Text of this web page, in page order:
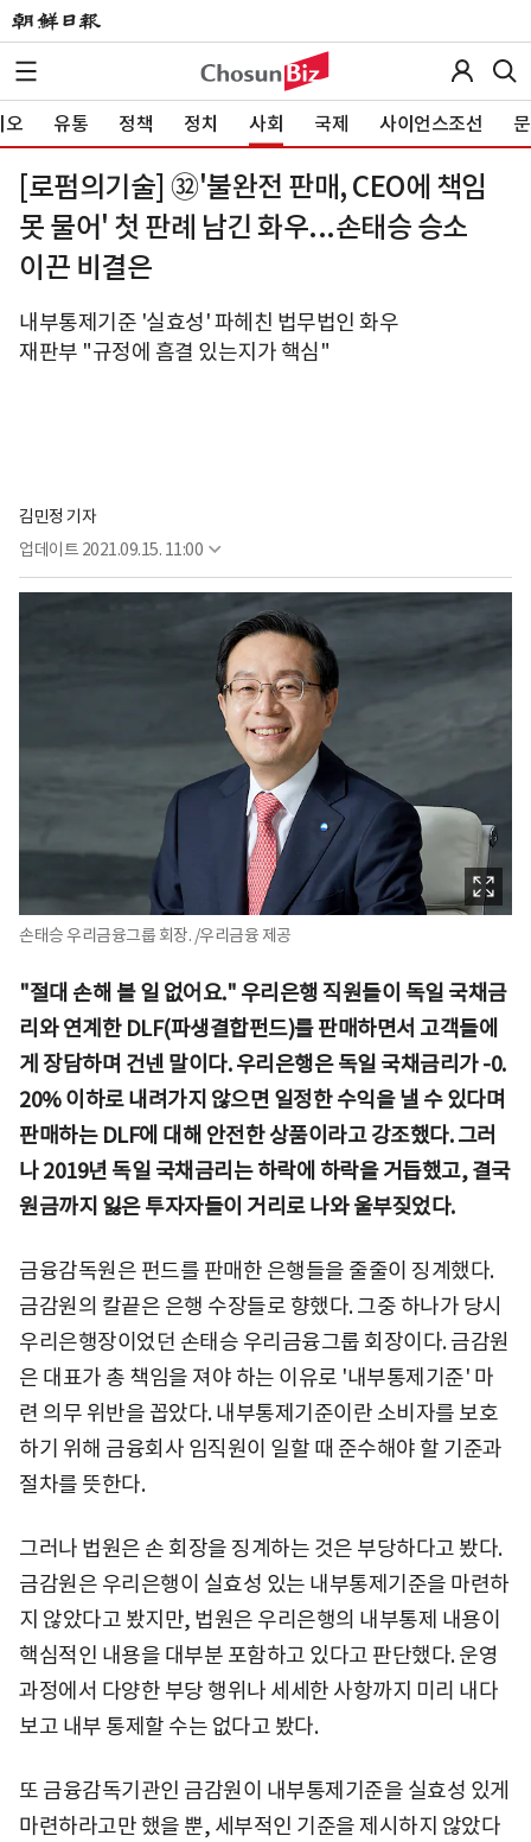
오 유통 정책 정치 사회 국제 사이언스조선
[로펌의기술] ㉜'불완전 판매, CEO에 책임
못 물어' 첫 판례 남긴 화우...손태승 승소
이끈 비결은
내부통제기준 '실효성' 파헤친 법무법인 화우
재판부 "규정에 흠결 있는지가 핵심"
김민정 기자
업데이트 2021.09.15. 11:00
손태승 우리금융그룹 회장. /우리금융 제공
"절대 손해 볼 일 없어요." 우리은행 직원들이 독일 국채금
리와 연계한 DLF(파생결합펀드)를 판매하면서 고객들에
게 장담하며 건넨 말이다. 우리은행은 독일 국채금리가 -0.
20% 이하로 내려가지 않으면 일정한 수익을 낼 수 있다며
판매하는 DLF에 대해 안전한 상품이라고 강조했다. 그러
나 2019년 독일 국채금리는 하락에 하락을 거듭했고, 결국
원금까지 잃은 투자자들이 거리로 나와 울부짖었다.
금융감독원은 펀드를 판매한 은행들을 줄줄이 징계했다.
금감원의 칼끝은 은행 수장들로 향했다. 그중 하나가 당시
우리은행장이었던 손태승 우리금융그룹 회장이다. 금감원
은 대표가 총 책임을 져야 하는 이유로 '내부통제기준' 마
련 의무 위반을 꼽았다. 내부통제기준이란 소비자를 보호
하기 위해 금융회사 임직원이 일할 때 준수해야 할 기준과
절차를 뜻한다.
그러나 법원은 손 회장을 징계하는 것은 부당하다고 봤다.
금감원은 우리은행이 실효성 있는 내부통제기준을 마련하
지 않았다고 봤지만, 법원은 우리은행의 내부통제 내용이
핵심적인 내용을 대부분 포함하고 있다고 판단했다. 운영
과정에서 다양한 부당 행위나 세세한 사항까지 미리 내다
보고 내부 통제할 수는 없다고 봤다.
또 금융감독기관인 금감원이 내부통제기준을 실효성 있게
마련하라고만 했을 뿐, 세부적인 기준을 제시하지 않았다